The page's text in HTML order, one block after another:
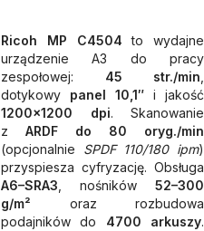
Ricoh MP C4504 to wydajne
urządzenie A3 do pracy
zespołowej: 45 str./min
dotykowy panel 10,1″ i jakość
1200×1200 dpi. Skanowanie
z ARDF do 80 oryg./min
(opcjonalnie SPDF 110/180 ipm)
przyspiesza cyfryzację. Obsługa
A6–SRA3 , nośników 52–300
g/m² oraz rozbudowa
podajników do 4700 arkuszy.